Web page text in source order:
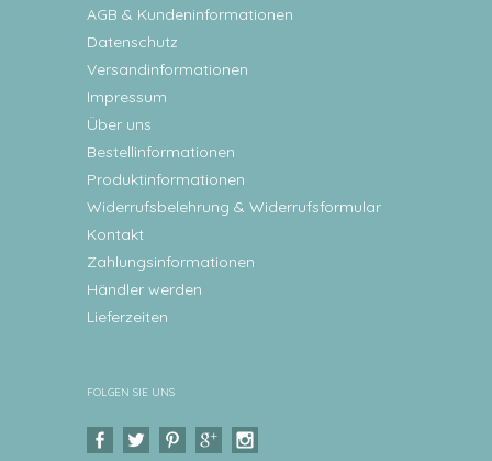
AGB & Kundeninformationen
Datenschutz
Versandinformationen
Impressum
Über uns
Bestellinformationen
Produktinformationen
Widerrufsbelehrung & Widerrufsformular
Kontakt
Zahlungsinformationen
Händler werden
Lieferzeiten
FOLGEN SIE UNS